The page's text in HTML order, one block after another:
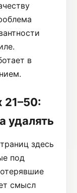
в
21–50:
удалять
здесь
под
смысл